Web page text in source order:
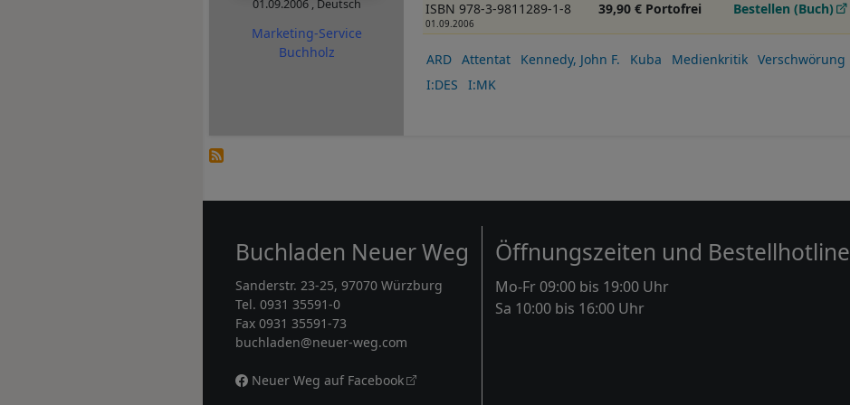
01.09.2006 , Deutsch
Marketing-Service
Buchholz
ISBN 978-3-9811289-1-8
01.09.2006
39,90 € Portofrei Bestellen (Buch)
ARD Attentat Kennedy, John F. Kuba Medienkritik
Verschwörung
I:DES
I:MK
Buchladen Neuer Weg
Sanderstr. 23-25, 97070 Würzburg
Tel. 0931 35591-0
Fax 0931 35591-73
buchladen@neuer-weg.com
Neuer Weg auf Facebook
Öffnungszeiten und Bestellhotline
Mo-Fr 09:00 bis 19:00 Uhr
Sa 10:00 bis 16:00 Uhr